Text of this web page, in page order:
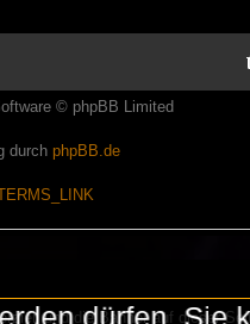
© phpBB Limited
durch phpBB.de
und die Banner auf dieser
dürfen. Sie